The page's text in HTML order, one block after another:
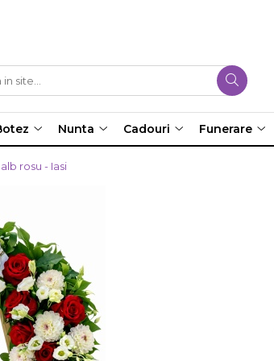
Nunta Cadouri Funerare
rosu - Iasi